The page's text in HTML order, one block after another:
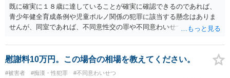
既に確実に１８歳に達していることが確実に確認できるのであれば、
青少年健全育成条例や児童ポルノ関係の犯罪に該当する懸念はありま
せんが、同室であれば、不同意性交の罪や不同意わいせつの罪の問題
えます。 すでに成人している以上、ホテル側が訝しく思って連絡をす
る可能性というのはほとんどないと考えます。
慰謝料10万円。この場合の相場を教えてください。
#被害者 #痴漢・性犯罪 #不同意わいせつ